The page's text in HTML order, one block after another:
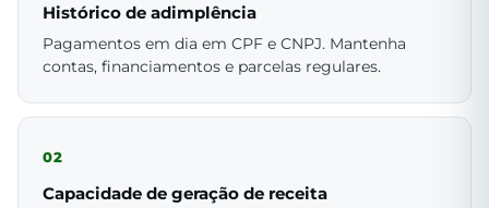
Histórico de adimplência
Pagamentos em dia em CPF e CNPJ. Mantenha
contas, financiamentos e parcelas regulares.
02
Capacidade de geração de receita